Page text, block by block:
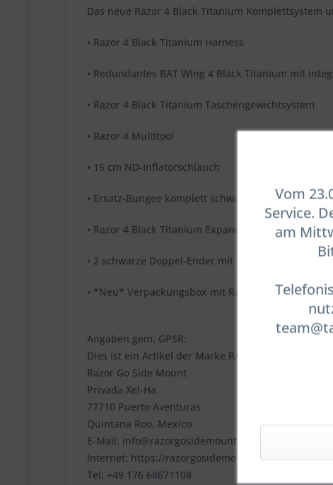
Das neue Razor 4 Black Titanium Komplettsystem
• Razor 4 Black Titanium Harness
• Redundantes BAT Wing 4 Black Titanium mit
• Razor 4 Black Titanium Taschengewichtsystem
• Razor 4 Multitool
• 15 cm ND-Inflatorschlauch
• Ersatz-Bungee komplett schwarz
• Razor 4 Black Titanium Expandable Pouch
• 2 schwarze Doppel-Ender mit Razor-Logo für die
• *Neu* Verpackungsbox mit Razor-Logo
Angaben gem. GPSR:
Dies ist ein Artikel der Marke RAZOR
Razor Go Side Mount
Privada Xel-Ha
77710 Puerto Aventuras
Quintana Roo, Mexico
E-Mail: info@razorgosidemount.com
Internet: https://razorgosidemount.com
Tel: +49 176 68671108
Vom
Service.
am